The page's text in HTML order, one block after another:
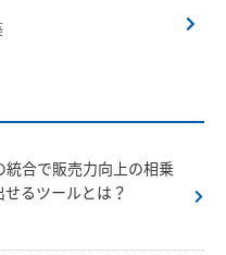
統合で販売力向上の相乗
るツールとは？